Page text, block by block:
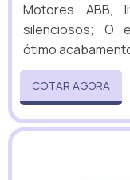
Motores ABB,
silenciosos; O
ótimo
COTAR AGORA